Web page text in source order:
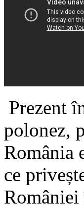
Prezent
polonez,
România
ce